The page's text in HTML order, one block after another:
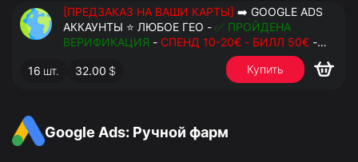
[ПРЕДЗАКАЗ НА ВАШИ КАРТЫ] ➡️ GOOGLE ADS
АККАУНТЫ ⭐ ЛЮБОЕ ГЕО - ✅ ПРОЙДЕНА
ВЕРИФИКАЦИЯ - СПЕНД 10-20€ - БИЛЛ 50€ -
АКТИВНЫЙ НОМЕР ДЛЯ ПОВТОРНЫХ СМС-
И РЕЗЕРВНЫЕ КОДЫ
- РУЧНОЙ ФАРМ -
РЕЗЕРВНАЯ ПОЧТА С ДОСТУПОМ - ПЕРЕДАЧА В
16 шт. 32.00 $ Купить
Google Ads: Ручной фарм